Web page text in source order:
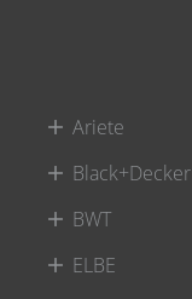
Ariete
Black+Decker
BWT
ELBE